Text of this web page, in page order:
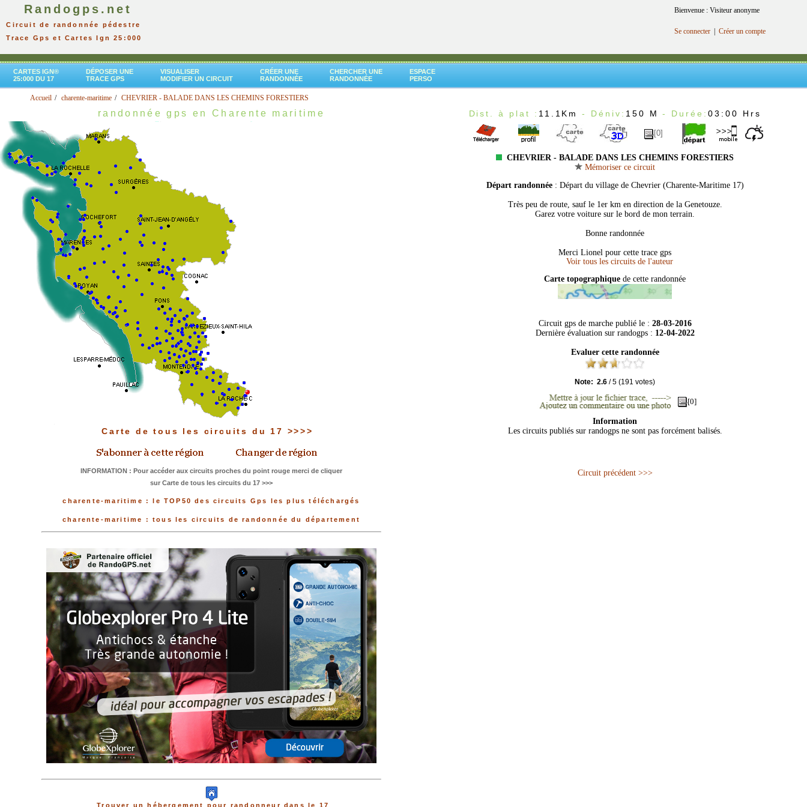
Randogps.net
Circuit de randonnée pédestre
Trace Gps et Cartes Ign 25:000
Bienvenue : Visiteur anonyme
Se connecter Créer un compte
CARTES IGN®
25:000 DU 17
DÉPOSER UNE
TRACE GPS
VISUALISER
MODIFIER UN CIRCUIT
CRÉER UNE
RANDONNÉE
CHERCHER UNE
RANDONNÉE
ESPACE
PERSO
Accueil charente-maritime CHEVRIER - BALADE DANS LES CHEMINS FORESTIERS
randonnée gps en Charente maritime
Carte de tous les circuits du 17 >>>>
INFORMATION : Pour accéder aux circuits proches du point rouge merci de cliquer
sur Carte de tous les circuits du 17 >>>
charente-maritime : le TOP50 des circuits Gps les plus téléchargés
charente-maritime : tous les circuits de randonnée du département
Trouver un hébergement pour randonneur dans le 17
Dist. à plat : 11.1Km - Déniv: 150 M- Durée: 03:00 Hrs
[0]
CHEVRIER - BALADE DANS LES CHEMINS FORESTIERS
Mémoriser ce circuit
Départ randonnée : Départ du village de Chevrier (Charente-Maritime 17)
Très peu de route, sauf le 1er km en direction de la Genetouze.
Garez votre voiture sur le bord de mon terrain.
Bonne randonnée
Merci Lionel pour cette trace gps
Carte topographique de cette randonnée
Circuit gps de marche publié le : 28-03-2016
Dernière évaluation sur randogps : 12-04-2022
Evaluer cette randonnée
Note: 2.6 /5 (191 votes)
[0]
Information
Les circuits publiés sur randogps ne sont pas forcément balisés.
Circuit précédent >>>